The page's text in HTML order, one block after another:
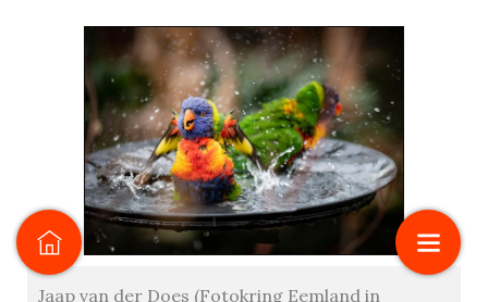
Jaap van der Does (Fotokring Eemland in